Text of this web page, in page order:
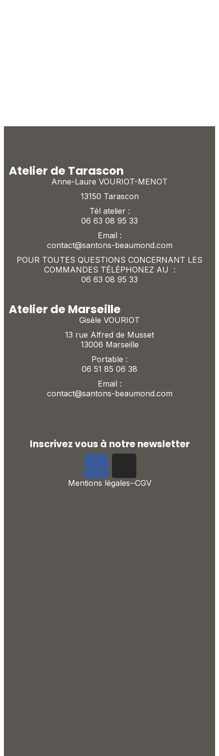
Atelier de Tarascon
Anne-Laure VOURIOT-MENOT
13150 Tarascon
Tél atelier :
06 63 08 95 33
Email :
contact@santons-beaumond.com
POUR TOUTES QUESTIONS CONCERNANT LES
COMMANDES TÉLÉPHONEZ AU :
06 63 08 95 33
Atelier de Marseille
Gisèle VOURIOT
13 rue Alfred de Musset
13006 Marseille
Portable :
06 51 85 06 38
Email :
contact@santons-beaumond.com
Inscrivez vous à notre newsletter
Mentions légales CGV